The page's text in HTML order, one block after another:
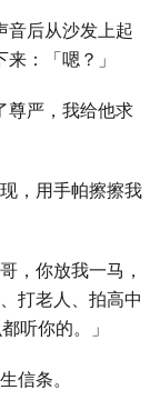
音后从沙发上起
：「嗯？」
尊严，我给他求
，用手帕擦擦我
，你放我一马，
打老人、拍高中
听你的。」
信条。